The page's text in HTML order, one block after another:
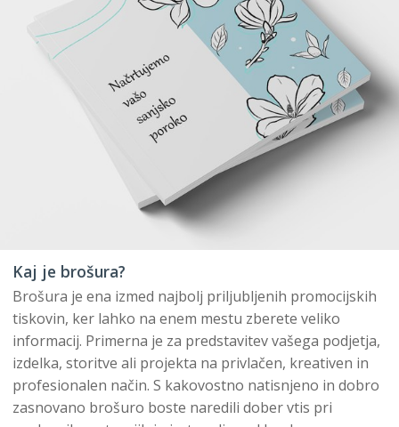
Kaj je brošura?
Brošura je ena izmed najbolj priljubljenih promocijskih
tiskovin, ker lahko na enem mestu zberete veliko
informacij. Primerna je za predstavitev vašega podjetja,
izdelka, storitve ali projekta na privlačen, kreativen in
profesionalen način. S kakovostno natisnjeno in dobro
zasnovano brošuro boste naredili dober vtis pri